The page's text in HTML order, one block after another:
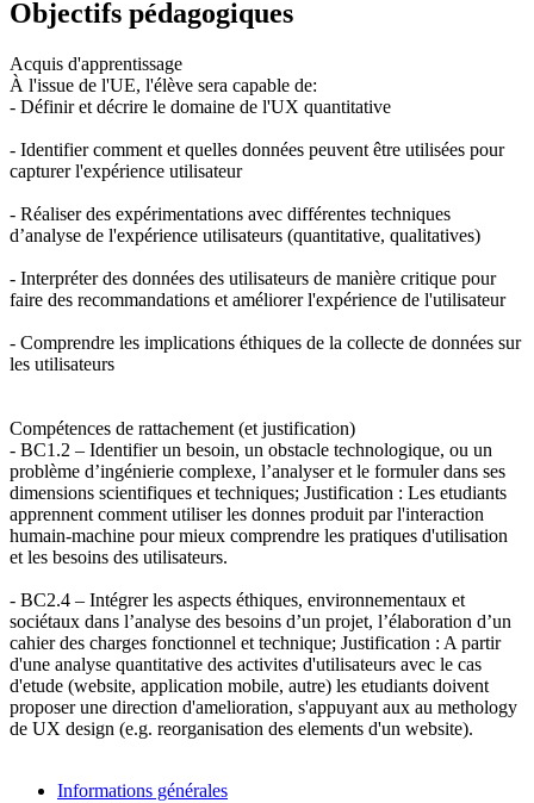
Objectifs pédagogiques
Acquis d'apprentissage
À l'issue de l'UE, l'élève sera capable de:
- Définir et décrire le domaine de l'UX quantitative
- Identifier comment et quelles données peuvent être utilisées pour
capturer l'expérience utilisateur
- Réaliser des expérimentations avec différentes techniques
d’analyse de l'expérience utilisateurs (quantitative, qualitatives)
- Interpréter des données des utilisateurs de manière critique pour
faire des recommandations et améliorer l'expérience de l'utilisateur
- Comprendre les implications éthiques de la collecte de données sur
les utilisateurs
Compétences de rattachement (et justification)
- BC1.2 – Identifier un besoin, un obstacle technologique, ou un
problème d’ingénierie complexe, l’analyser et le formuler dans ses
dimensions scientifiques et techniques; Justification : Les etudiants
apprennent comment utiliser les donnes produit par l'interaction
humain-machine pour mieux comprendre les pratiques d'utilisation
et les besoins des utilisateurs.
- BC2.4 – Intégrer les aspects éthiques, environnementaux et
sociétaux dans l’analyse des besoins d’un projet, l’élaboration d’un
cahier des charges fonctionnel et technique; Justification : A partir
d'une analyse quantitative des activites d'utilisateurs avec le cas
d'etude (website, application mobile, autre) les etudiants doivent
proposer une direction d'amelioration, s'appuyant aux au methology
de UX design (e.g. reorganisation des elements d'un website).
Informations générales